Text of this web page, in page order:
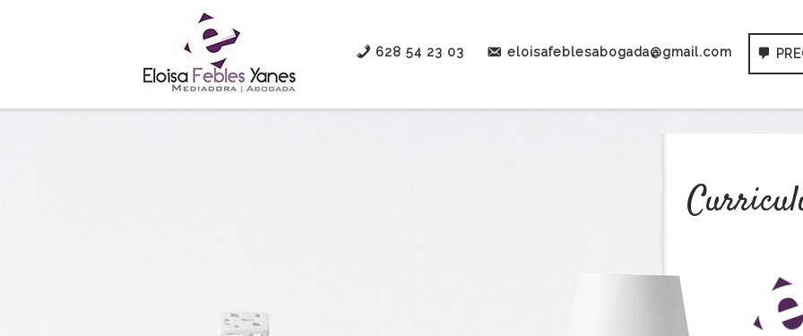
628 54 23 03 eloisafeblesabogada@gmail.com
Curricul